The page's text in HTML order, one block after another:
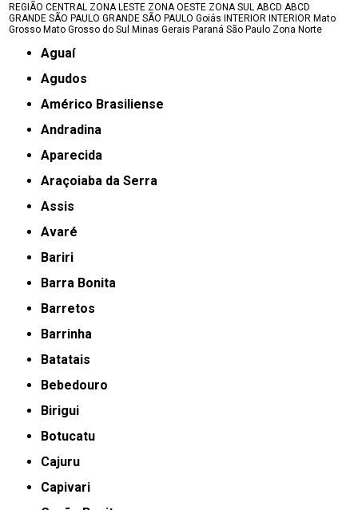
REGIÃO CENTRAL ZONA LESTE ZONA OESTE ZONA SUL ABCD ABCD
GRANDE SÃO PAULO GRANDE SÃO PAULO Goiás INTERIOR INTERIOR Mato
Grosso Mato Grosso do Sul Minas Gerais Paraná São Paulo Zona Norte
Aguaí
Agudos
Américo Brasiliense
Andradina
Aparecida
Araçoiaba da Serra
Assis
Avaré
Bariri
Barra Bonita
Barretos
Barrinha
Batatais
Bebedouro
Birigui
Botucatu
Cajuru
Capivari